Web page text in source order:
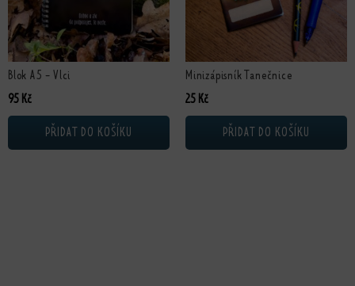
Blok A5 - Vlci
95 Kč
PŘIDAT DO KOŠÍKU
Minizápisník Tanečnice
25 Kč
PŘIDAT DO KOŠÍKU